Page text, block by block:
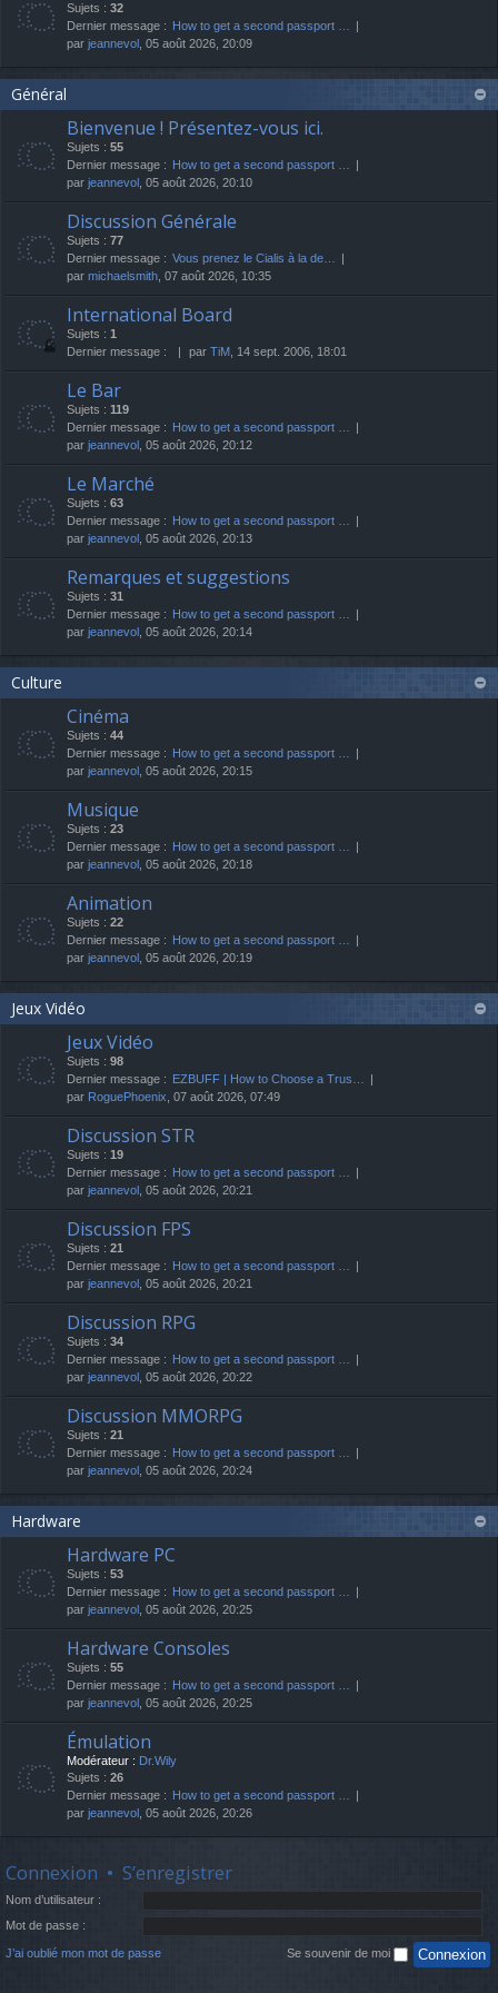
Sujets : 32
Dernier message : How to get a second passport …
par jeannevol , 05 août 2026, 20:09
Général
Bienvenue ! Présentez-vous ici.
Sujets : 55
Dernier message : How to get a second passport …
par jeannevol , 05 août 2026, 20:10
Discussion Générale
Sujets : 77
Dernier message : Vous prenez le Cialis à la de…
par michaelsmith , 07 août 2026, 10:35
International Board
Sujets : 1
Dernier message :
par TiM , 14 sept. 2006, 18:01
Le Bar
Sujets : 119
Dernier message : How to get a second passport …
par jeannevol , 05 août 2026, 20:12
Le Marché
Sujets : 63
Dernier message : How to get a second passport …
par jeannevol , 05 août 2026, 20:13
Remarques et suggestions
Sujets : 31
Dernier message : How to get a second passport …
par jeannevol , 05 août 2026, 20:14
Culture
Cinéma
Sujets : 44
Dernier message : How to get a second passport …
par jeannevol , 05 août 2026, 20:15
Musique
Sujets : 23
Dernier message : How to get a second passport …
par jeannevol , 05 août 2026, 20:18
Animation
Sujets : 22
Dernier message : How to get a second passport …
par jeannevol , 05 août 2026, 20:19
Jeux Vidéo
Jeux Vidéo
Sujets : 98
Dernier message : EZBUFF | How to Choose a Trus…
par RoguePhoenix , 07 août 2026, 07:49
Discussion STR
Sujets : 19
Dernier message : How to get a second passport …
par jeannevol , 05 août 2026, 20:21
Discussion FPS
Sujets : 21
Dernier message : How to get a second passport …
par jeannevol , 05 août 2026, 20:21
Discussion RPG
Sujets : 34
Dernier message : How to get a second passport …
par jeannevol , 05 août 2026, 20:22
Discussion MMORPG
Sujets : 21
Dernier message : How to get a second passport …
par jeannevol , 05 août 2026, 20:24
Hardware
Hardware PC
Sujets : 53
Dernier message : How to get a second passport …
par jeannevol , 05 août 2026, 20:25
Hardware Consoles
Sujets : 55
Dernier message : How to get a second passport …
par jeannevol , 05 août 2026, 20:25
Émulation
Modérateur : Dr.Wily
Sujets : 26
Dernier message : How to get a second passport …
par jeannevol , 05 août 2026, 20:26
Connexion • S’enregistrer
Nom d’utilisateur :
Mot de passe :
J’ai oublié mon mot de passe Se souvenir de moi